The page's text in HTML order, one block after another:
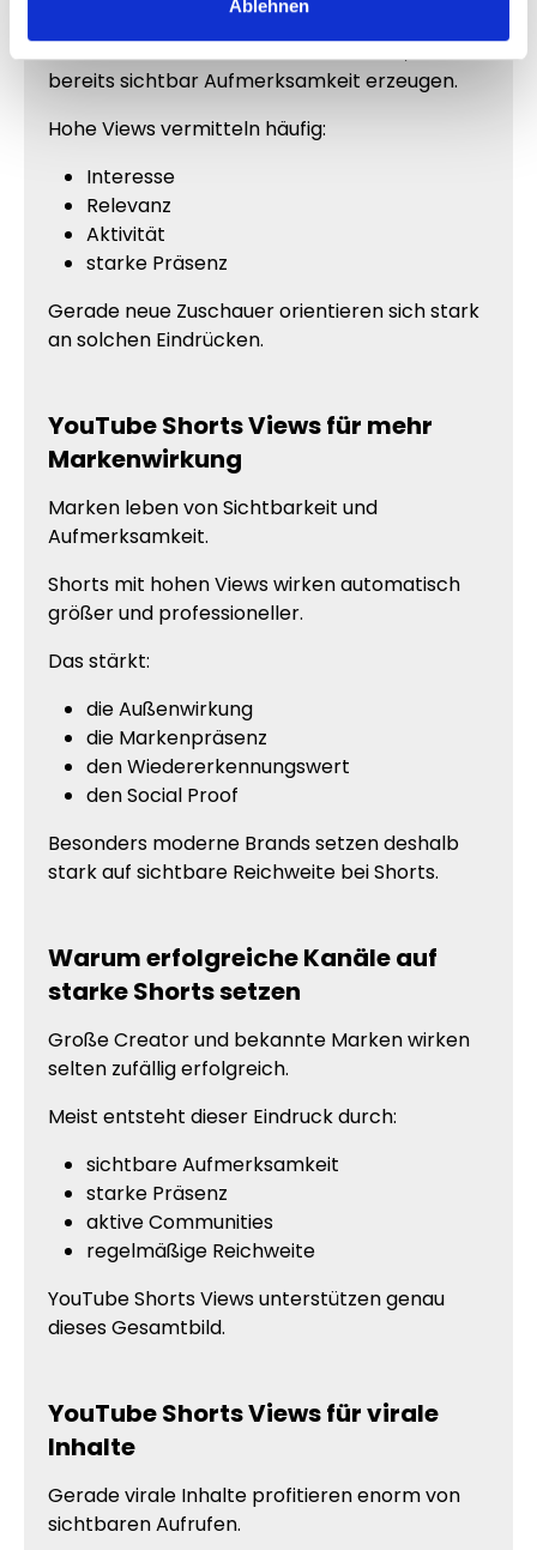
Ablehnen
Menschen vertrauen Videos schneller, die
bereits sichtbar Aufmerksamkeit erzeugen.
Hohe Views vermitteln häufig:
Interesse
Relevanz
Aktivität
starke Präsenz
Gerade neue Zuschauer orientieren sich stark
an solchen Eindrücken.
YouTube Shorts Views für mehr
Markenwirkung
Marken leben von Sichtbarkeit und
Aufmerksamkeit.
Shorts mit hohen Views wirken automatisch
größer und professioneller.
Das stärkt:
die Außenwirkung
die Markenpräsenz
den Wiedererkennungswert
den Social Proof
Besonders moderne Brands setzen deshalb
stark auf sichtbare Reichweite bei Shorts.
Warum erfolgreiche Kanäle auf
starke Shorts setzen
Große Creator und bekannte Marken wirken
selten zufällig erfolgreich.
Meist entsteht dieser Eindruck durch:
sichtbare Aufmerksamkeit
starke Präsenz
aktive Communities
regelmäßige Reichweite
YouTube Shorts Views unterstützen genau
dieses Gesamtbild.
YouTube Shorts Views für virale
Inhalte
Gerade virale Inhalte profitieren enorm von
sichtbaren Aufrufen.